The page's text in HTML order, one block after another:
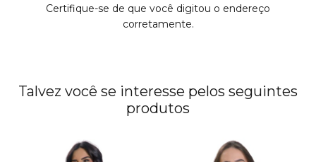
Certifique-se de que você digitou o endereço
corretamente.
Talvez você se interesse pelos seguintes
produtos